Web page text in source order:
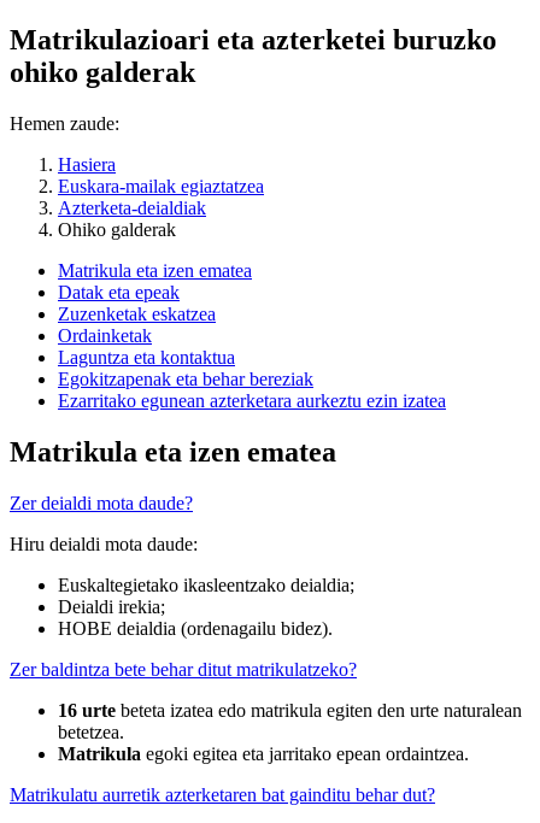
Matrikulazioari eta azterketei buruzko
ohiko galderak
Hemen zaude:
Hasiera
Euskara-mailak egiaztatzea
Azterketa-deialdiak
Ohiko galderak
Matrikula eta izen ematea
Datak eta epeak
Zuzenketak eskatzea
Ordainketak
Laguntza eta kontaktua
Egokitzapenak eta behar bereziak
Ezarritako egunean azterketara aurkeztu ezin izatea
Matrikula eta izen ematea
Zer deialdi mota daude?
Hiru deialdi mota daude:
Euskaltegietako ikasleentzako deialdia;
Deialdi irekia;
HOBE deialdia (ordenagailu bidez).
Zer baldintza bete behar ditut matrikulatzeko?
16 urte beteta izatea edo matrikula egiten den urte naturalean
betetzea.
Matrikula egoki egitea eta jarritako epean ordaintzea.
Matrikulatu aurretik azterketaren bat gainditu behar dut?